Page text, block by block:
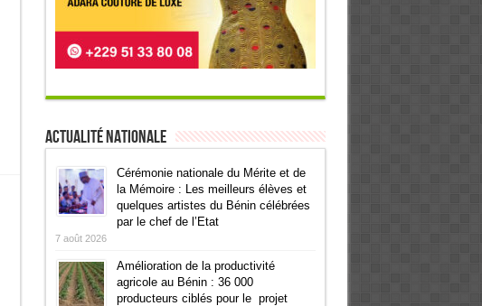
Actualité Nationale
Cérémonie nationale du Mérite et de
la Mémoire : Les meilleurs élèves et
quelques artistes du Bénin célébrées
par le chef de l’Etat
7 août 2026
Amélioration de la productivité
agricole au Bénin : 36 000
producteurs ciblés pour le projet